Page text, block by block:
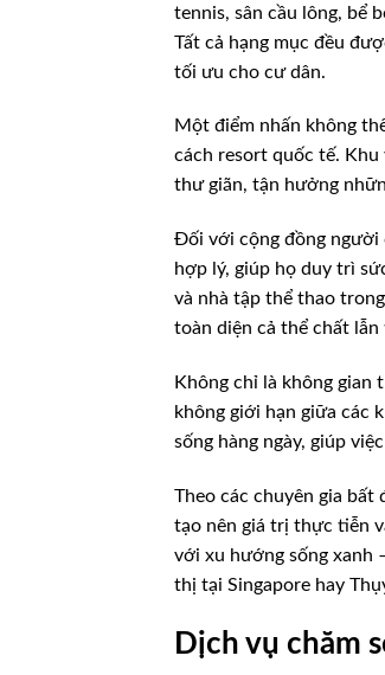
tennis, sân cầu lông, bể
Tất cả hạng mục đều
tối ưu cho cư dân.
Một điểm nhấn không
cách resort quốc tế.
thư giãn, tận hưởng
Đối với cộng đồng người
hợp lý, giúp họ duy trì
và nhà tập thể thao
toàn diện cả thể chất lẫn
Không chỉ là không
không giới hạn giữa các
sống hàng ngày, giúp
Theo các chuyên gia bất
tạo nên giá trị thực tiễn
với xu hướng sống xanh
thị tại Singapore hay
Dịch vụ chăm